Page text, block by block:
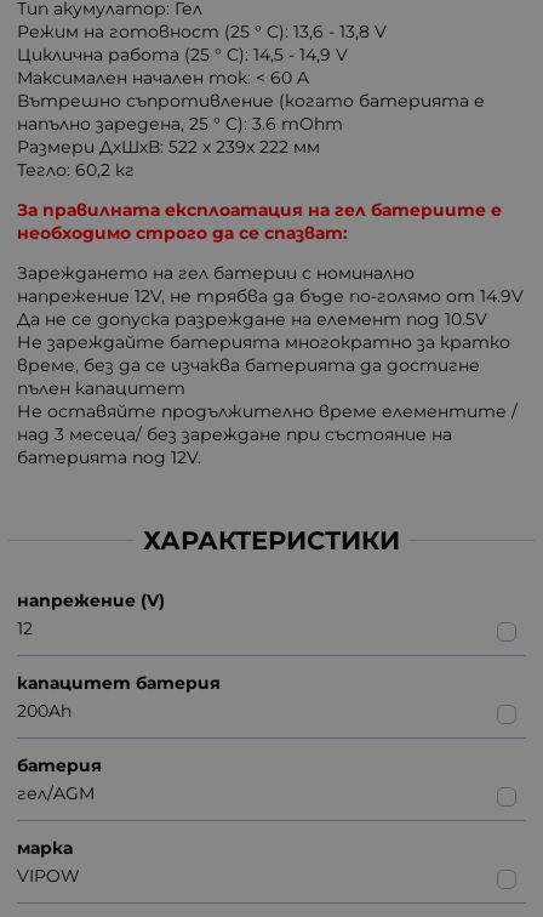
Тип акумулатор: Гел
Режим на готовност (25 ° C): 13,6 - 13,8 V
Циклична работа (25 ° C): 14,5 - 14,9 V
Максимален начален ток: < 60 A
Вътрешно съпротивление (когато батерията е
напълно заредена, 25 ° C): 3.6 mOhm
Размери ДхШхВ: 522 x 239x 222 мм
Тегло: 60,2 кг
За правилната експлоатация на гел батериите е
необходимо строго да се спазват:
Зареждането на гел батерии с номинално
напрежение 12V, не трябва да бъде по-голямо от 14.9V
Да не се допуска разреждане на елемент под 10.5V
Не зареждайте батерията многократно за кратко
време, без да се изчаква батерията да достигне
пълен капацитет
Не оставяйте продължително време елементите /
над 3 месеца/ без зареждане при състояние на
батерията под 12V.
ХАРАКТЕРИСТИКИ
напрежение (V)
12
капацитет батерия
200Ah
батерия
гел/AGM
марка
VIPOW